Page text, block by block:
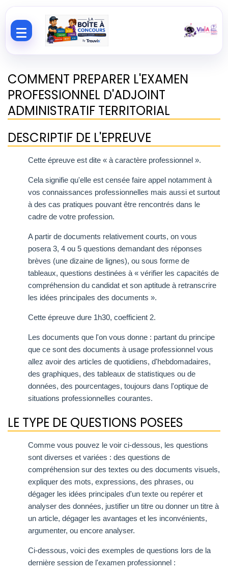
COMMENT PREPARER L'EXAMEN
PROFESSIONNEL D'ADJOINT
ADMINISTRATIF TERRITORIAL
DESCRIPTIF DE L'EPREUVE
Cette épreuve est dite « à caractère professionnel ».
Cela signifie qu'elle est censée faire appel notamment à
vos connaissances professionnelles mais aussi et surtout
à des cas pratiques pouvant être rencontrés dans le
cadre de votre profession.
A partir de documents relativement courts, on vous
posera 3, 4 ou 5 questions demandant des réponses
brèves (une dizaine de lignes), ou sous forme de
tableaux, questions destinées à « vérifier les capacités de
compréhension du candidat et son aptitude à retranscrire
les idées principales des documents ».
Cette épreuve dure 1h30, coefficient 2.
Les documents que l'on vous donne : partant du principe
que ce sont des documents à usage professionnel vous
allez avoir des articles de quotidiens, d'hebdomadaires,
des graphiques, des tableaux de statistiques ou de
données, des pourcentages, toujours dans l'optique de
situations professionnelles courantes.
LE TYPE DE QUESTIONS POSEES
Comme vous pouvez le voir ci-dessous, les questions
sont diverses et variées : des questions de
compréhension sur des textes ou des documents visuels,
expliquer des mots, expressions, des phrases, ou
dégager les idées principales d'un texte ou repérer et
analyser des données, justifier un titre ou donner un titre à
un article, dégager les avantages et les inconvénients,
argumenter, ou encore analyser.
Ci-dessous, voici des exemples de questions lors de la
dernière session de l'examen professionnel :